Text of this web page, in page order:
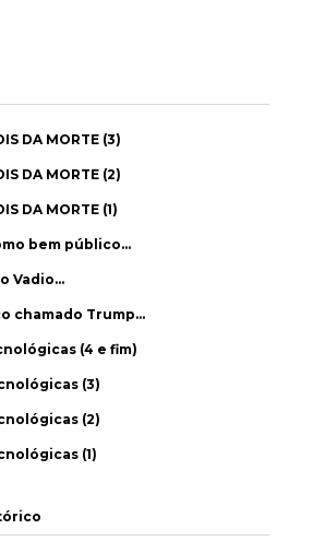
DA MORTE (3)
DA MORTE (2)
DA MORTE (1)
bem público…
Vadio…
chamado Trump…
(4 e fim)
(3)
(2)
(1)